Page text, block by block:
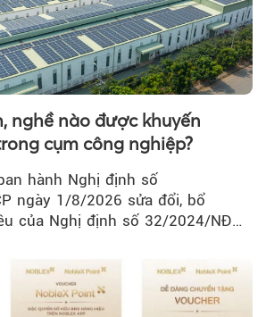
nghề nào được khuyến
cụm công nghiệp?
hành Nghị định số
ngày 1/8/2026 sửa đổi, bổ
của Nghị định số 32/2024/NĐ-